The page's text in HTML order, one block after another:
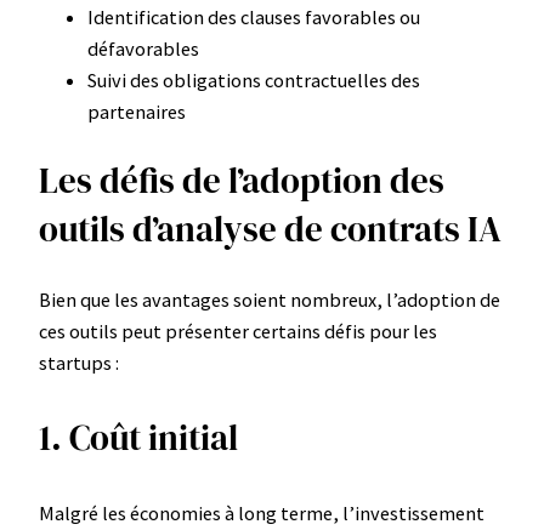
Identification des clauses favorables ou
défavorables
Suivi des obligations contractuelles des
partenaires
Les défis de l’adoption des
outils d’analyse de contrats IA
Bien que les avantages soient nombreux, l’adoption de
ces outils peut présenter certains défis pour les
startups :
1. Coût initial
Malgré les économies à long terme, l’investissement